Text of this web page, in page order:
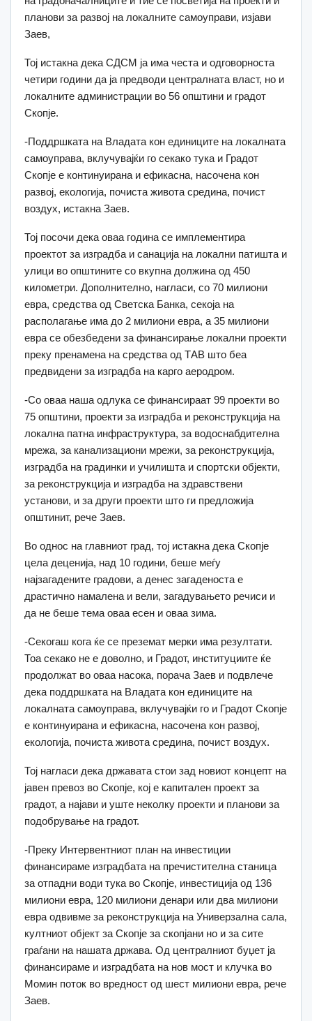
планови за развој на локалните самоуправи, изјави
Заев,
Тој истакна дека СДСМ ја има честа и одговорноста
четири години да ја предводи централната власт, но и
локалните администрации во 56 општини и градот
Скопје.
-Поддршката на Владата кон единиците на локалната
самоуправа, вклучувајќи го секако тука и Градот
Скопје е континуирана и ефикасна, насочена кон
развој, екологија, почиста живота средина, почист
воздух, истакна Заев.
Тој посочи дека оваа година се имплементира
проектот за изградба и санација на локални патишта и
улици во општините со вкупна должина од 450
километри. Дополнително, нагласи, со 70 милиони
евра, средства од Светска Банка, секоја на
располагање има до 2 милиони евра, а 35 милиони
евра се обезбедени за финансирање локални проекти
преку пренамена на средства од ТАВ што беа
предвидени за изградба на карго аеродром.
-Со оваа наша одлука се финансираат 99 проекти во
75 општини, проекти за изградба и реконструкција на
локална патна инфраструктура, за водоснабдителна
мрежа, за канализациони мрежи, за реконструкција,
изградба на градинки и училишта и спортски објекти,
за реконструкција и изградба на здравствени
установи, и за други проекти што ги предложија
општинит, рече Заев.
Во однос на главниот град, тој истакна дека Скопје
цела деценија, над 10 години, беше меѓу
најзагадените градови, а денес загаденоста е
драстичнo намалена и вели, загадувањето речиси и
да не беше тема оваа есен и оваа зима.
-Секогаш кога ќе се преземат мерки има резултати.
Тоа секако не е доволно, и Градот, институциите ќе
продолжат во оваа насока, порача Заев и подвлече
дека поддршката на Владата кон единиците на
локалната самоуправа, вклучувајќи го и Градот Скопје
е континуирана и ефикасна, насочена кон развој,
екологија, почиста живота средина, почист воздух.
Тој нагласи дека државата стои зад новиот концепт на
јавен превоз во Скопје, кој е капитален проект за
градот, а најави и уште неколку проекти и планови за
подобрување на градот.
-Преку Интервентниот план на инвестиции
финансираме изградбата на пречистителна станица
за отпадни води тука во Скопје, инвестиција од 136
милиони евра, 120 милиони денари или два милиони
евра одвивме за реконструкција на Универзална сала,
култниот објект за Скопје за скопјани но и за сите
граѓани на нашата држава. Од централниот буџет ја
финансираме и изградбата на нов мост и клучка во
Момин поток во вредност од шест милиони евра, рече
Заев.